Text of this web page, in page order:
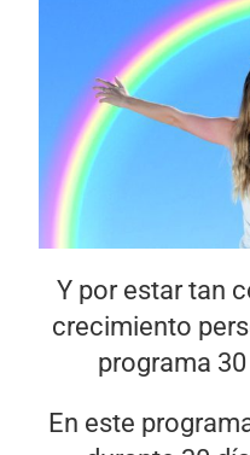
Y por estar tan
crecimiento
programa
En este